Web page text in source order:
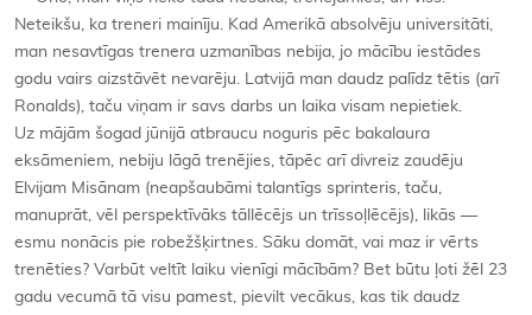
Neteikšu, ka treneri mainīju. Kad Amerikā absolvēju universitāti,
man nesavtīgas trenera uzmanības nebija, jo mācību iestādes
godu vairs aizstāvēt nevarēju. Latvijā man daudz palīdz tētis (arī
Ronalds), taču viņam ir savs darbs un laika visam nepietiek.
Uz mājām šogad jūnijā atbraucu noguris pēc bakalaura
eksāmeniem, nebiju lāgā trenējies, tāpēc arī divreiz zaudēju
Elvijam Misānam (neapšaubāmi talantīgs sprinteris, taču,
manuprāt, vēl perspektīvāks tāllēcējs un trīssoļlēcējs), likās —
esmu nonācis pie robežšķirtnes. Sāku domāt, vai maz ir vērts
trenēties? Varbūt veltīt laiku vienīgi mācībām? Bet būtu ļoti žēl 23
gadu vecumā tā visu pamest, pievilt vecākus, kas tik daudz